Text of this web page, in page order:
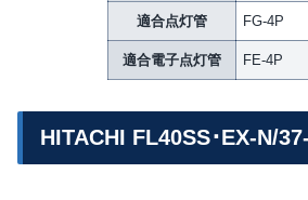
適合点灯管 FG-4P
適合電子点灯管 FE-4P
HITACHI FL40SS･EX-N/